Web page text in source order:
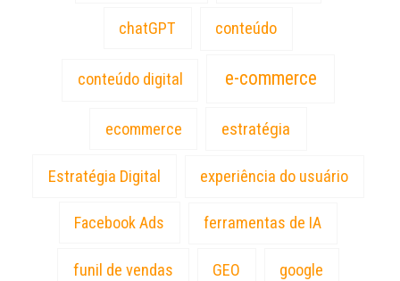
chatGPT conteúdo
conteúdo digital e-commerce
ecommerce estratégia
Estratégia Digital experiência do usuário
Facebook Ads ferramentas de IA
funil de vendas GEO google